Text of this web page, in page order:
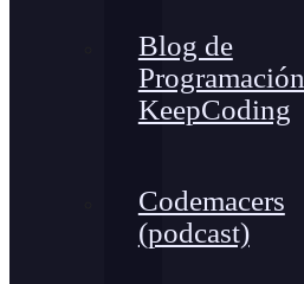
Blog de
Programación
KeepCoding
Codemacers
(podcast)